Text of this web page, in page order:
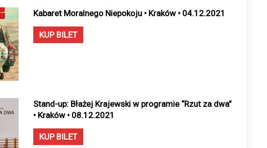
Kabaret Moralnego Niepokoju • Kraków • 04.12.2021
KUP BILET
Stand-up: Błażej Krajewski w programie “Rzut za dwa”
• Kraków • 08.12.2021
KUP BILET